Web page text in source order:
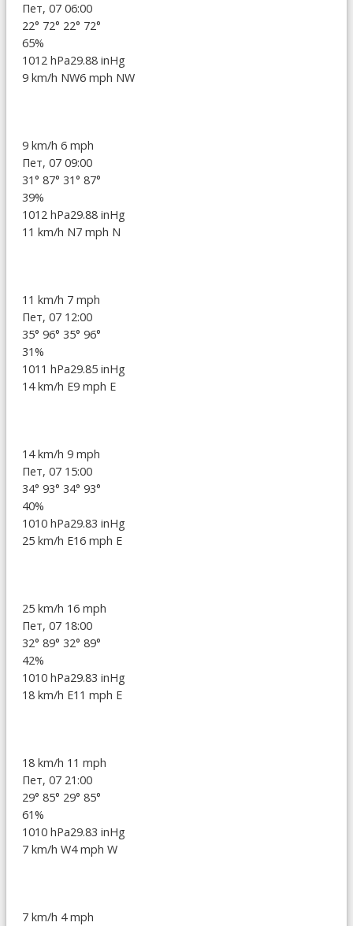
Пет, 07 06:00
22° 72° 22° 72°
65%
1012 hPa29.88 inHg
9 km/h NW6 mph NW
9 km/h 6 mph
Пет, 07 09:00
31° 87° 31° 87°
39%
1012 hPa29.88 inHg
11 km/h N7 mph N
11 km/h 7 mph
Пет, 07 12:00
35° 96° 35° 96°
31%
1011 hPa29.85 inHg
14 km/h E9 mph E
14 km/h 9 mph
Пет, 07 15:00
34° 93° 34° 93°
40%
1010 hPa29.83 inHg
25 km/h E16 mph E
25 km/h 16 mph
Пет, 07 18:00
32° 89° 32° 89°
42%
1010 hPa29.83 inHg
18 km/h E11 mph E
18 km/h 11 mph
Пет, 07 21:00
29° 85° 29° 85°
61%
1010 hPa29.83 inHg
7 km/h W4 mph W
7 km/h 4 mph